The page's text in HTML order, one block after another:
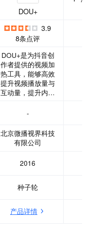
DOU+
3.9
8条点评
DOU+是为抖音创
作者提供的视频加
热工具，能够高效
提升视频播放量与
互动量，提升内容
0元，可以带来500
0+曝光。 具有多重
优势： -操作便
操作使用 -互动性
强力聚粉效果清晰
用户流量，强力增
-
北京微播视界科技
有限公司
2016
种子轮
产品详情